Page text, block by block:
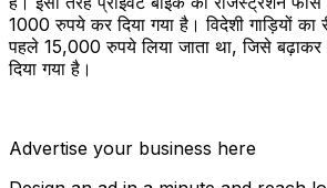
1000 रुपये कर दिया गया है। विदेशी गाड़ियों का
पहले 15,000 रुपये लिया जाता था, जिसे
दिया गया है।
Advertise your business here